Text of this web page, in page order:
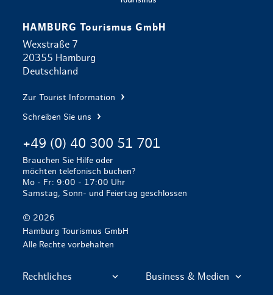
HAMBURG Tourismus GmbH
Wexstraße 7
20355 Hamburg
Deutschland
Zur Tourist Information
Schreiben Sie uns
+49 (0) 40 300 51 701
Brauchen Sie Hilfe oder
möchten telefonisch buchen?
Mo - Fr: 9:00 - 17:00 Uhr
Samstag, Sonn- und Feiertag geschlossen
© 2026
Hamburg Tourismus GmbH
Alle Rechte vorbehalten
Rechtliches Business & Medien